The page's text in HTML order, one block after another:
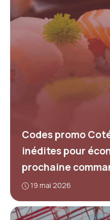
Codes promo
inédites pour
prochaine
19 mai 2026